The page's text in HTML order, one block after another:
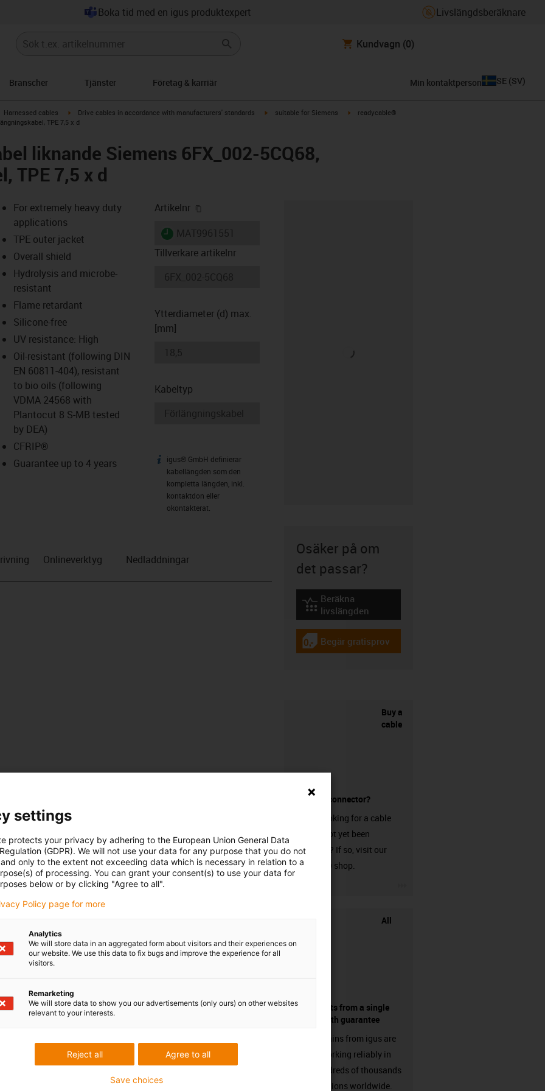
Boka tid med en igus produktexpert Livslängdsberäknare
Kundvagn (0)
Branscher Tjänster Företag & karriär Min kontaktperson SE (SV)
igus-icon-arrow-right
Harnessed cables igus-icon-arrow-right
Drive cables in accordance with manufacturers' standards igus-icon-arrow-right
suitable for Siemens igus-icon-arrow-right
readycable®
TPE 7,5 x d
liknande Siemens 6FX_002-5CQ68,
TPE 7,5 x d
icon-lupe
icon-lupe
For extremely heavy duty
applications
TPE outer jacket
Overall shield
Hydrolysis and microbe-
resistant
Flame retardant
Silicone-free
UV resistance: High
Oil-resistant (following DIN
EN 60811-404), resistant
to bio oils (following
VDMA 24568 with
Plantocut 8 S-MB tested
by DEA)
CFRIP®
Guarantee up to 4 years
Artikelnr
igus-icon-lieferzeit
Tillverkare artikelnr
Ytterdiameter (d) max.
[mm]
Kabeltyp
igus-icon-info
igus® GmbH definierar
kabellängden som den
kompletta längden, inkl.
kontaktdon eller
okontakterat.
Onlineverktyg Nedladdningar
Osäker på om
det passar?
igus-icon-lebensdauerrechner
Beräkna
livslängden
igus-icon-gratismuster
Begär gratisprov
Buy a
cable
without a connector?
Are you looking for a cable
that has not yet been
harnessed? If so, visit our
chainflex® shop.
All
components from a single
source - with guarantee
Energy chains from igus are
already working reliably in
many hundreds of thousands
of applications worldwide.
settings
protects your privacy by adhering to the European Union General Data
(GDPR). We will not use your data for any purpose that you do not
only to the extent not exceeding data which is necessary in relation to a
of processing. You can grant your consent(s) to use your data for
below or by clicking "Agree to all".
Policy page for more
Analytics
We will store data in an aggregated form about visitors and their experiences on
our website. We use this data to fix bugs and improve the experience for all
visitors.
Remarketing
We will store data to show you our advertisements (only ours) on other websites
relevant to your interests.
Agree to all
Reject all
Save choices